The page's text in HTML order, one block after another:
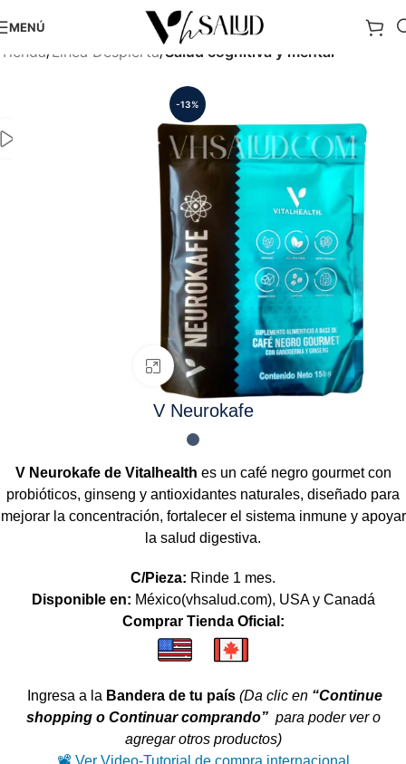
MENÚ
Tienda Línea Despierta Salud cognitiva y mental
-13%
Clic para ampliar
V Neurokafe
V Neurokafe de Vitalhealth es un café negro gourmet con
probióticos, ginseng y antioxidantes naturales, diseñado para
mejorar la concentración, fortalecer el sistema inmune y apoyar
la salud digestiva.
C/Pieza: Rinde 1 mes.
Disponible en: México(vhsalud.com), USA y Canadá
Comprar Tienda Oficial:
Ingresa a la Bandera de tu país (Da clic en “Continue
shopping o Continuar comprando”para poder ver o
agregar otros productos)
📽️ Ver Video-Tutorial de compra internacional